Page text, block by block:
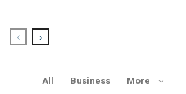
All Business More